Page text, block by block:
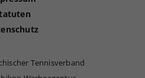
Tennisverband